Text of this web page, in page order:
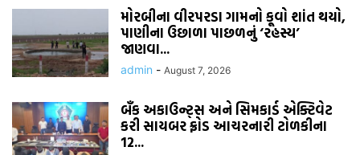
મોરબીના વીરપરડા ગામનો કૂવો શાંત થયો,
પાણીના ઉછાળા પાછળનું ‘રહસ્ય’
જાણવા...
admin - August 7, 2026
બૅંક અકાઉન્ટ્સ અને સિમકાર્ડ એક્ટિવેટ
કરી સાયબર ફ્રોડ આચરનારી ટોળકીના
12...